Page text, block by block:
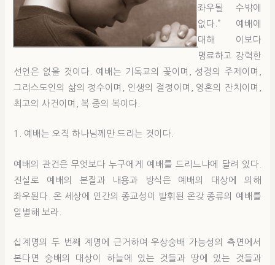
좌우될 수밖에
없다.” 예배에
대해 이보다
명료하고 강력한
선언은 없을 것이다. 예배는 기독교의 꽃이며, 성경의 주제이며,
그리스도인의 삶의 정수이며, 인생의 절정이며, 영혼의 잔치이며,
최고의 사건이며, 복 중의 복이다.
1. 예배는 오직 하나님께만 드리는 것이다.
예배의 관건은 무엇보다 누구에게 예배를 드리느냐에 달려 있다.
진실로 예배의 본질과 내용과 방식은 예배의 대상에 의해
좌우된다. 온 세상에 인간의 종교성이 발휘된 온갖 종류의 예배를
일별해 보라.
십계명의 두 번째 계명에 근거하여 우상숭배 가능성의 측면에서
본다면 숭배의 대상이 하늘에 있는 것들과 땅에 있는 것들과